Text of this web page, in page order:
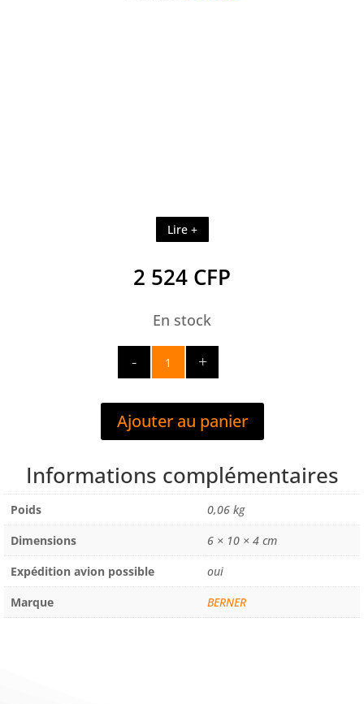
Lire +
2 524 CFP
En stock
quantité
ROTATIVE
CRAYON
LG
65MM
TIGE
6MM
Ajouter au panier
Informations complémentaires
Poids
0,06 kg
Dimensions
6 × 10 × 4 cm
Expédition avion possible
oui
Marque
BERNER